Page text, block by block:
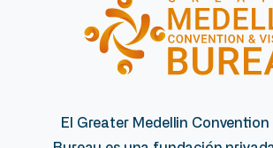
El Greater Medellin Convention